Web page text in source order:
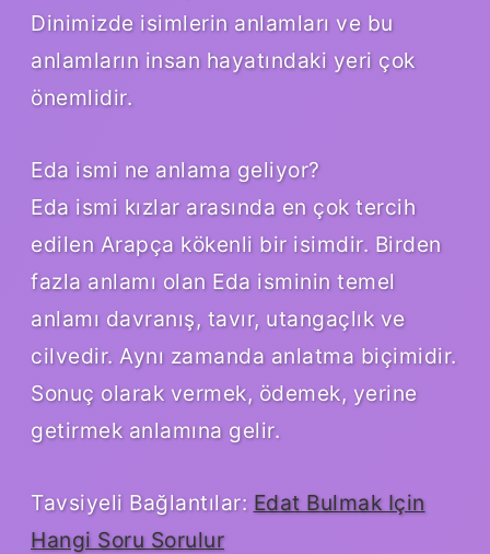
Dinimizde isimlerin anlamları ve bu
anlamların insan hayatındaki yeri çok
önemlidir.
Eda ismi ne anlama geliyor?
Eda ismi kızlar arasında en çok tercih
edilen Arapça kökenli bir isimdir. Birden
fazla anlamı olan Eda isminin temel
anlamı davranış, tavır, utangaçlık ve
cilvedir. Aynı zamanda anlatma biçimidir.
Sonuç olarak vermek, ödemek, yerine
getirmek anlamına gelir.
Tavsiyeli Bağlantılar: Edat Bulmak Için
Hangi Soru Sorulur